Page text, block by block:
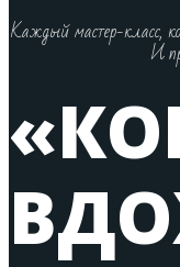
Каждый мастер-
И